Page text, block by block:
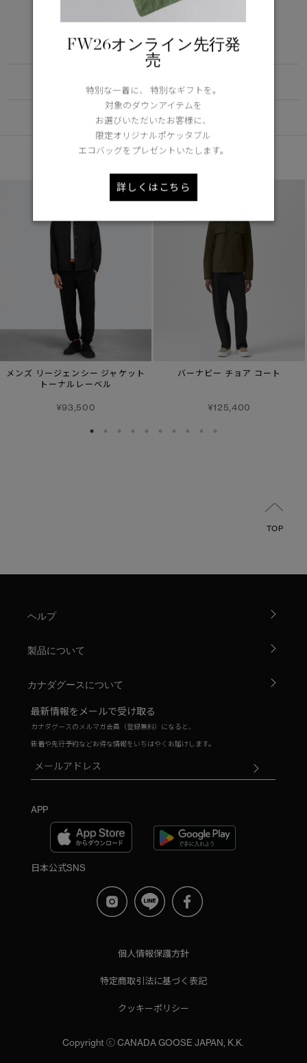
5°C / -5°C
アクティブな活動に適した軽さ
Learn more about TEI
DETAIL
あなたへのおすすめ
メンズ リージェンシー ジャケット
トーナルレーベル
¥93,500
バーナビー チョア コート
¥125,400
TOP
ヘルプ
製品について
カナダグースについて
最新情報をメールで受け取る
カナダグースのメルマガ会員（登録無料）になると、
新着や先行予約などお得な情報をいちはやくお届けします。
APP
日本公式SNS
個人情報保護方針
特定商取引法に基づく表記
クッキーポリシー
Copyright ⓒ CANADA GOOSE JAPAN, K.K.
FW26オンライン先行発
売
特別な一着に、 特別なギフトを。
対象のダウンアイテムを
お選びいただいたお客様に、
限定オリジナルポケッタブル
エコバッグをプレゼントいたします。
詳しくはこちら